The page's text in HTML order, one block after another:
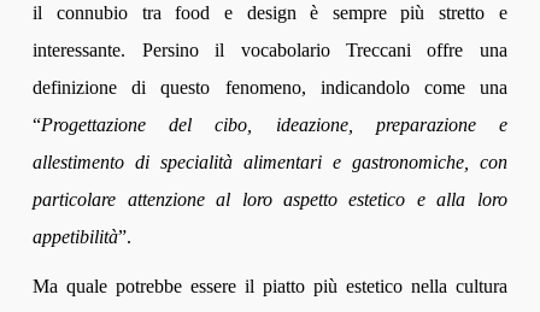
il connubio tra food e design è sempre più stretto e
interessante. Persino il vocabolario Treccani offre una
definizione di questo fenomeno, indicandolo come una
“Progettazione del cibo, ideazione, preparazione e
allestimento di specialità alimentari e gastronomiche, con
particolare attenzione al loro aspetto estetico e alla loro
appetibilità”.
Ma quale potrebbe essere il piatto più estetico nella cultura